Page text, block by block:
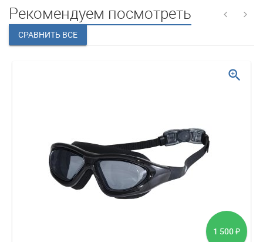
Рекомендуем посмотреть
1 500 ₽
zoom_in